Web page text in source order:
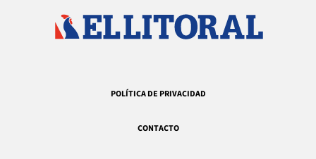
POLÍTICA DE PRIVACIDAD
CONTACTO